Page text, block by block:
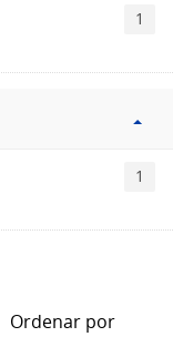
1
1
Ordenar por